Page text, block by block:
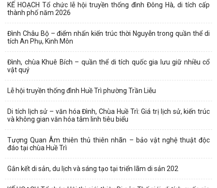
KẾ HOẠCH Tổ chức lễ hội truyền thống đình Đông Hà, di tích cấp
thành phố năm 2026
Đình Châu Bộ – điểm nhấn kiến trúc thời Nguyễn trong quần thể di
tích An Phụ, Kinh Môn
Đình, chùa Khuê Bích – quần thể di tích quốc gia lưu giữ nhiều cổ
vật quý
Lễ hội truyền thống đình Huề Trì phường Trần Liễu
Di tích lịch sử – văn hóa Đình, Chùa Huề Trì: Giá trị lịch sử, kiến trúc
và không gian văn hóa tâm linh tiêu biểu
Tượng Quan Âm thiên thủ thiên nhãn – bảo vật nghệ thuật độc
đáo tại chùa Huề Trì
Gắn kết di sản, du lịch và sáng tạo tại triển lãm di sản 202